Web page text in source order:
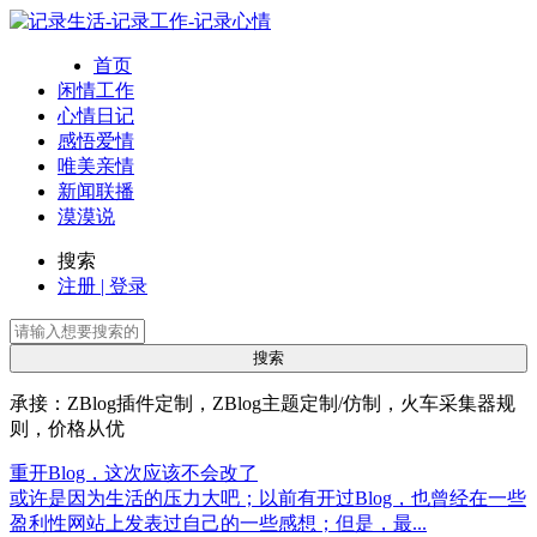
首页
闲情工作
心情日记
感悟爱情
唯美亲情
新闻联播
漠漠说
搜索
注册 | 登录
承接：ZBlog插件定制，ZBlog主题定制/仿制，火车采集器规
则，价格从优
重开Blog，这次应该不会改了
或许是因为生活的压力大吧；以前有开过Blog，也曾经在一些
盈利性网站上发表过自己的一些感想；但是，最...